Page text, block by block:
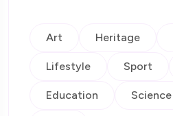
Art Heritage
Lifestyle Sport
Education Science